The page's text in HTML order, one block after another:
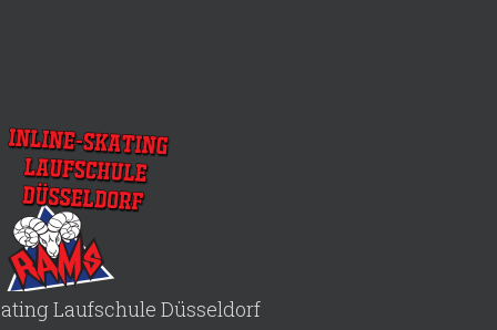
Laufschule Düsseldorf